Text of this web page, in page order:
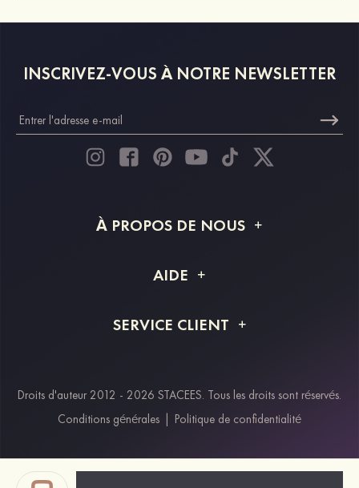
INSCRIVEZ-VOUS À NOTRE NEWSLETTER
À PROPOS DE NOUS
Livraison
AIDE
Retour et remboursement
SERVICE CLIENT
Modes de paiement
Klarna
Paypal
Droits d'auteur 2012 - 2026 STACEES. Tous les droits sont réservés.
Conditions générales
Politique de confidentialité